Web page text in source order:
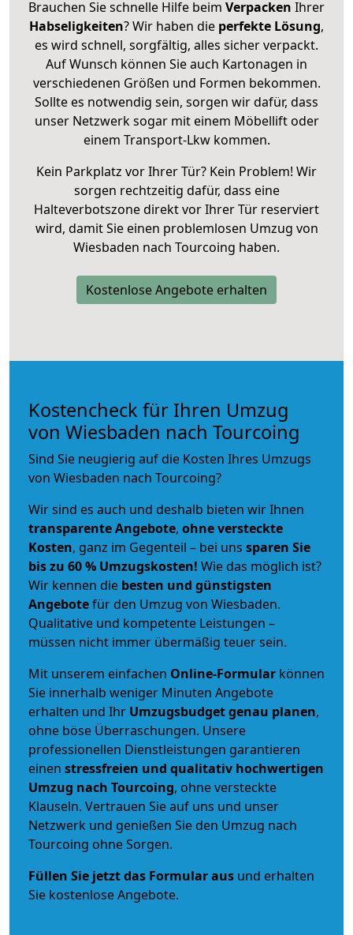
Brauchen Sie schnelle Hilfe beim Verpacken Ihrer
Habseligkeiten? Wir haben die perfekte Lösung,
es wird schnell, sorgfältig, alles sicher verpackt.
Auf Wunsch können Sie auch Kartonagen in
verschiedenen Größen und Formen bekommen.
Sollte es notwendig sein, sorgen wir dafür, dass
unser Netzwerk sogar mit einem Möbellift oder
einem Transport-Lkw kommen.
Kein Parkplatz vor Ihrer Tür? Kein Problem! Wir
sorgen rechtzeitig dafür, dass eine
Halteverbotszone direkt vor Ihrer Tür reserviert
wird, damit Sie einen problemlosen Umzug von
Wiesbaden nach Tourcoing haben.
Kostenlose Angebote erhalten
Kostencheck für Ihren Umzug
von Wiesbaden nach Tourcoing
Sind Sie neugierig auf die Kosten Ihres Umzugs
von Wiesbaden nach Tourcoing?
Wir sind es auch und deshalb bieten wir Ihnen
transparente Angebote, ohne versteckte
Kosten, ganz im Gegenteil – bei uns sparen Sie
bis zu 60 % Umzugskosten! Wie das möglich ist?
Wir kennen die besten und günstigsten
Angebotefür den Umzug von Wiesbaden.
Qualitative und kompetente Leistungen –
müssen nicht immer übermäßig teuer sein.
Mit unserem einfachen Online-Formular können
Sie innerhalb weniger Minuten Angebote
erhalten und Ihr Umzugsbudgetgenau planen,
ohne böse Überraschungen. Unsere
professionellen Dienstleistungen garantieren
einen stressfreien und qualitativ hochwertigen
Umzug nach Tourcoing, ohne versteckte
Klauseln. Vertrauen Sie auf uns und unser
Netzwerk und genießen Sie den Umzug nach
Tourcoing ohne Sorgen.
Füllen Sie jetzt das Formular aus und erhalten
Sie kostenlose Angebote.